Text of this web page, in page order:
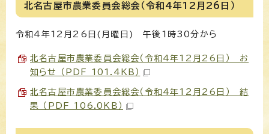
北名古屋市農業委員会総会（令和4年12月26日）
令和4年12月26日(月曜日) 午後1時30分から
北名古屋市農業委員会総会（令和4年12月26日） お
知らせ （PDF 101.4KB）
北名古屋市農業委員会総会（令和4年12月26日） 結
果 （PDF 106.0KB）